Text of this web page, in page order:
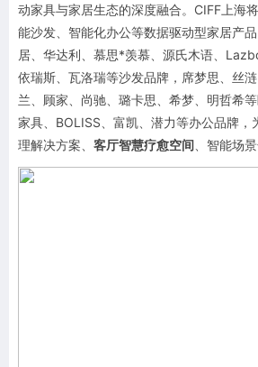
动家具与家居生态的深度融合。CIFF上海
能沙发、智能化办公等数据驱动型家居产
居、华达利、慕思*羡慕、源氏木语、
依瑞斯、瓦洛瑞等沙发品牌，席梦思、 丝涟
兰、顾家、尚驰、璐卡思、希梦、明哲希
家具、BOLISS、富凯、潜力等办公品牌，
理解决方案、 客厅智慧疗愈空间 、智能场